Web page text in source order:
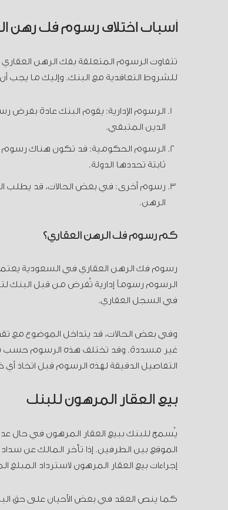
أسباب اختلاف رسوم فك رهن
تتفاوت الرسوم المتعلقة بفك الرهن العقاري
للشروط التعاقدية مع البنك. وإليك ما يجب
الرسوم الإدارية: يقوم البنك عادة بفرض
الدين المتبقي.
الرسوم الحكومية: قد تكون هناك رسوم
ثابتة تحددها الدولة.
رسوم أخرى: في بعض الحالات، قد يطلب
الرهن.
كم رسوم فك الرهن العقاري؟
رسوم فك الرهن العقاري في السعودية
الرسوم رسوماً إدارية تُفرض من قبل البنك
في السجل العقاري.
وفي بعض الحالات، قد يتداخل الموضوع مع
غير مسددة. وقد تختلف هذه الرسوم حسب
التفاصيل الدقيقة لهذه الرسوم قبل اتخاذ
بيع العقار المرهون للبنك
يُسمح للبنك ببيع العقار المرهون في حال
الموقع بين الطرفين. إذا تأخر المالك عن
إجراءات بيع العقار المرهون لاسترداد المبلغ
كما ينص العقد في بعض الأحيان على حق